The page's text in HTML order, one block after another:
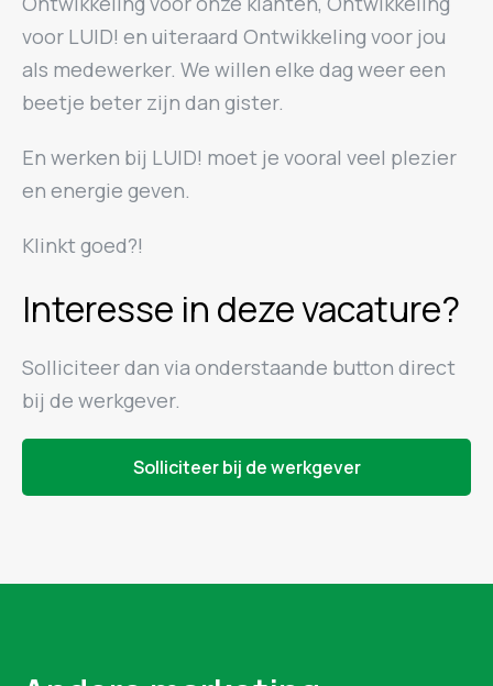
voor LUID! en uiteraard Ontwikkeling voor jou
als medewerker. We willen elke dag weer een
beetje beter zijn dan gister.
En werken bij LUID! moet je vooral veel plezier
en energie geven.
Klinkt goed?!
Interesse in deze vacature?
Solliciteer dan via onderstaande button direct
bij de werkgever.
Solliciteer bij de werkgever